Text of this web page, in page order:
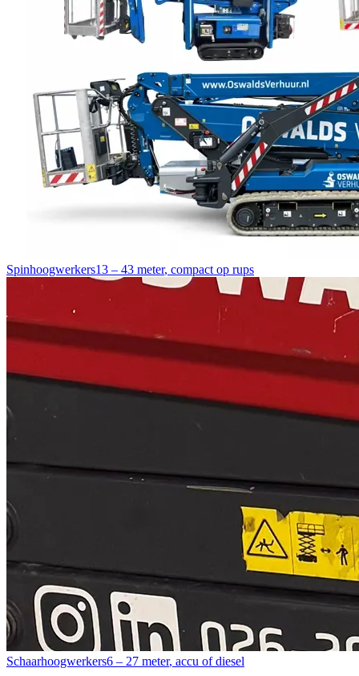
Spinhoogwerkers13 – 43 meter, compact op rups
Schaarhoogwerkers6 – 27 meter, accu of diesel